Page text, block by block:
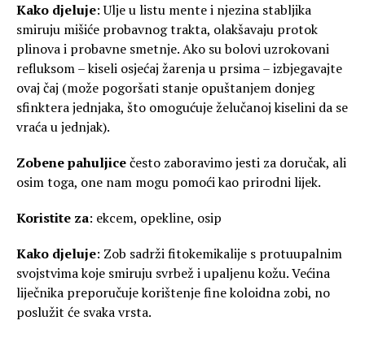
Kako djeluje: Ulje u listu mente i njezina stabljika
smiruju mišiće probavnog trakta, olakšavaju protok
plinova i probavne smetnje. Ako su bolovi uzrokovani
refluksom – kiseli osjećaj žarenja u prsima – izbjegavajte
ovaj čaj (može pogoršati stanje opuštanjem donjeg
sfinktera jednjaka, što omogućuje želučanoj kiselini da se
vraća u jednjak).
Zobene pahuljicečesto zaboravimo jesti za doručak, ali
osim toga, one nam mogu pomoći kao prirodni lijek.
Koristite za: ekcem, opekline, osip
Kako djeluje: Zob sadrži fitokemikalije s protuupalnim
svojstvima koje smiruju svrbež i upaljenu kožu. Većina
liječnika preporučuje korištenje fine koloidna zobi, no
poslužit će svaka vrsta.